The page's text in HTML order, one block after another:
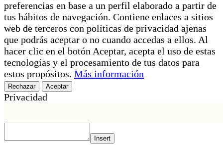
preferencias en base a un perfil elaborado a partir de
tus hábitos de navegación. Contiene enlaces a sitios
web de terceros con políticas de privacidad ajenas
que podrás aceptar o no cuando accedas a ellos. Al
hacer clic en el botón Aceptar, acepta el uso de estas
tecnologías y el procesamiento de tus datos para
estos propósitos. Más información
Rechazar Aceptar
Privacidad
Insert